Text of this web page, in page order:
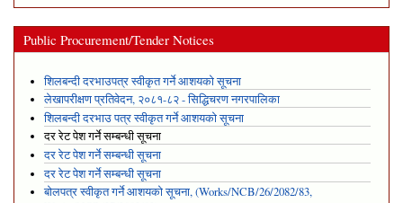
Public Procurement/Tender Notices
शिलबन्दी दरभाउपत्र स्वीकृत गर्ने आशयको सूचना
लेखापरीक्षण प्रतिवेदन, २०८१-८२ - सिद्धिचरण नगरपालिका
शिलबन्दी दरभाउ पत्र स्वीकृत गर्ने आशयको सूचना
दर रेट पेश गर्ने सम्बन्धी सूचना
दर रेट पेश गर्ने सम्बन्धी सूचना
दर रेट पेश गर्ने सम्बन्धी सूचना
बोलपत्र स्वीकृत गर्ने आशयको सूचना, (Works/NCB/26/2082/83,